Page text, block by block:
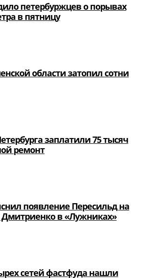
петербуржцев о порывах
в пятницу
области затопил сотни
заплатили 75 тысяч
ремонт
появление Пересильд на
Дмитриенко в «Лужниках»
сетей фастфуда нашли